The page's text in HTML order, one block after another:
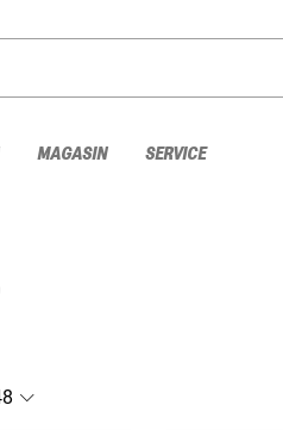
MAGASIN SERVICE